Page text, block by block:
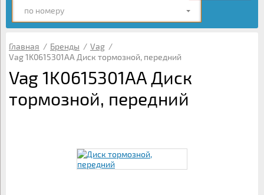
по номеру
Главная / Бренды / Vag /
Vag 1K0615301AA Диск тормозной, передний
Vag 1K0615301AA Диск
тормозной, передний